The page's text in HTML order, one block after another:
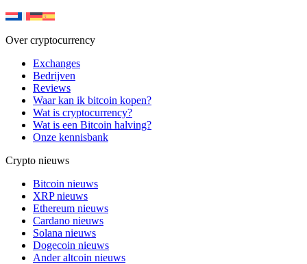
Over cryptocurrency
Exchanges
Bedrijven
Reviews
Waar kan ik bitcoin kopen?
Wat is cryptocurrency?
Wat is een Bitcoin halving?
Onze kennisbank
Crypto nieuws
Bitcoin nieuws
XRP nieuws
Ethereum nieuws
Cardano nieuws
Solana nieuws
Dogecoin nieuws
Ander altcoin nieuws